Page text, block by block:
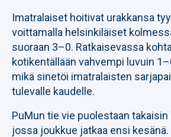
Imatralaiset hoitivat urakkansa
voittamalla helsinkiläiset
suoraan 3–0. Ratkaisevassa
kotikentällään vahvempi luvuin
mikä sinetöi imatralaisten
tulevalle kaudelle.
PuMun tie vie puolestaan
jossa joukkue jatkaa ensi kesänä.